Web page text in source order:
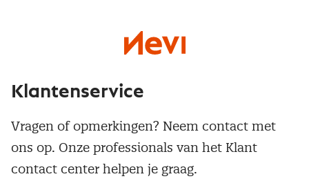
Klantenservice
Vragen of opmerkingen? Neem contact met
ons op. Onze professionals van het Klant
contact center helpen je graag.